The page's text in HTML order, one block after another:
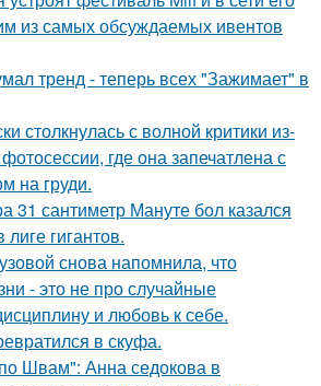
из самых обсуждаемых ивентов
тренд - теперь всех "Зажимает" в
столкнулась с волной критики из-
где она запечатлена с
на груди.
31 сантиметр Мануте бол казался
гигантов.
снова напомнила, что
- это не про случайные
и любовь к себе.
в скуфа.
Швам": Анна седокова в